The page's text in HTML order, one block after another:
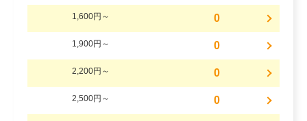
1,600円～ 0
1,900円～ 0
2,200円～ 0
2,500円～ 0